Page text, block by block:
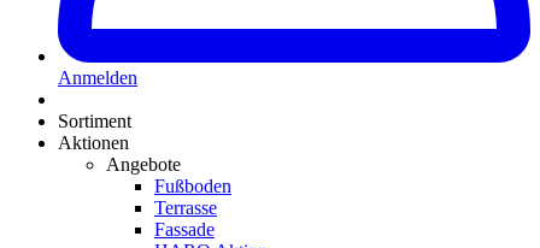
Anmelden
Sortiment
Aktionen
Angebote
Fußboden
Terrasse
Fassade